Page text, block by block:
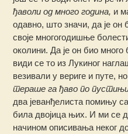
ђаволи од много година, и
одавно, што значи, да је он
своје многогодишње
околини. Да је он био
види се то из Лукиног
везивали у вериге и путе,
тераше га ђаво по
два јеванђелиста помињу
била двојица њих. И ми се
начином описивања неког